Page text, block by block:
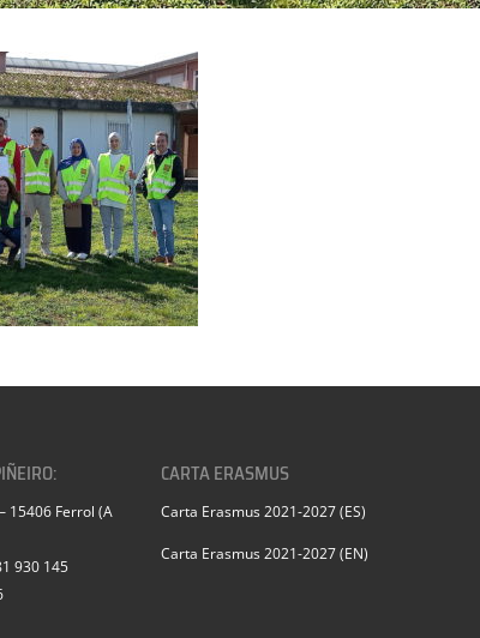
15406 Ferrol (A
930 145
CARTA ERASMUS
Carta Erasmus 2021-2027 (ES)
Carta Erasmus 2021-2027 (EN)